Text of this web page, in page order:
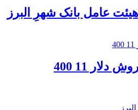
عامل بانک شهرِ البرز
11 400